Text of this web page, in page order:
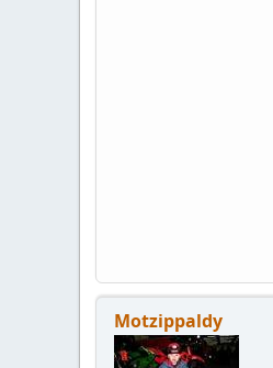
Motzippaldy